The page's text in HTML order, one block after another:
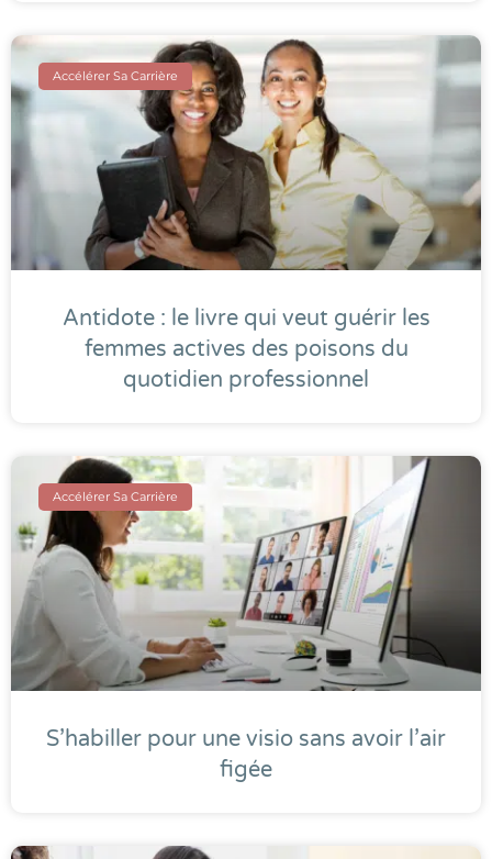
Accélérer Sa Carrière
Antidote : le livre qui veut guérir les
femmes actives des poisons du
quotidien professionnel
Accélérer Sa Carrière
S’habiller pour une visio sans avoir l’air
figée